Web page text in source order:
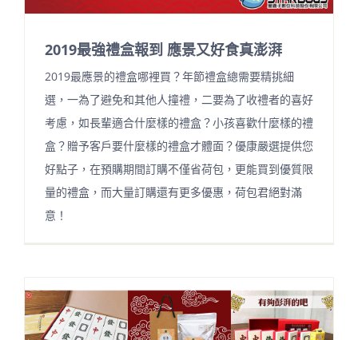
2019最強禮盒報到 應景又好食真澎湃
2019最應景的禮盒哪裡買？年節禮盒總需要精挑細
選，一為了避免和其他人撞禮，二要為了收禮者的喜好
考慮，如長輩適合什麼樣的禮盒？小孩喜歡什麼樣的禮
盒？贈予客戶要什麼樣的禮盒才體面？優康嚴選提供您
好點子，在預購期間訂購不僅省荷包，更能買到優質限
量的禮盒，而大量訂購還有更多優惠，荷包君絕對滿
意！